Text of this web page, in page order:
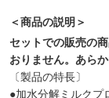
＜商品の説明＞
セットでの販売の
おりません。あら
〔製品の特長〕
●加水分解ミルクプ